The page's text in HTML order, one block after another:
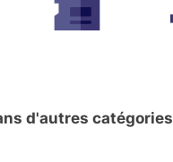
d'autres catégories